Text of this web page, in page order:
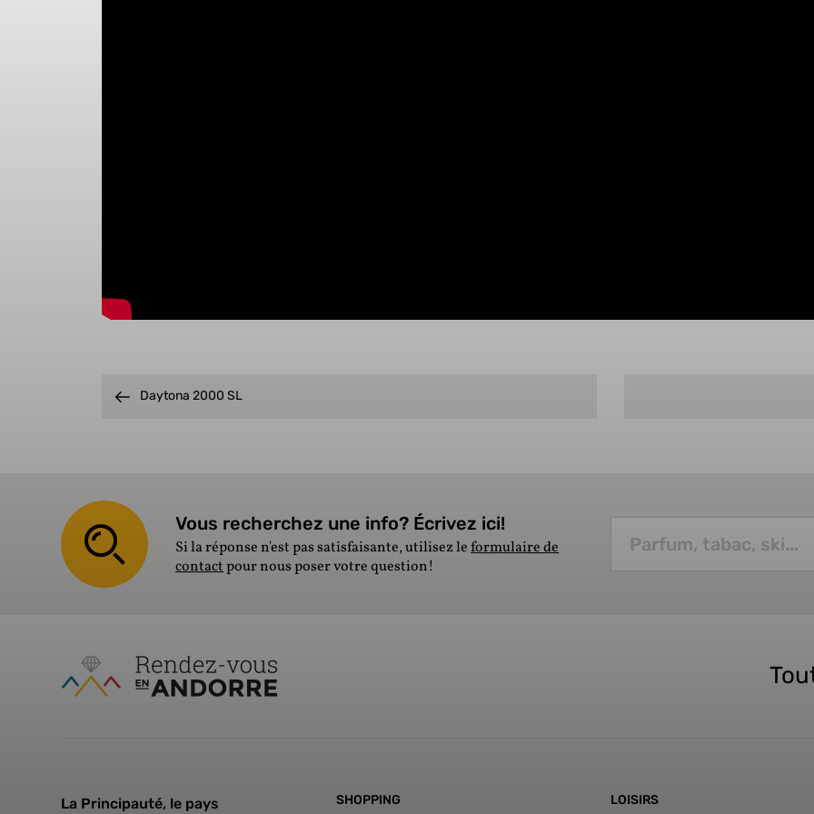
Daytona 2000 SL
Vous recherchez une info? Écrivez ici!
Si la réponse n'est pas satisfaisante, utilisez leformulaire de
contactpour nous poser votre question!
La Principauté, le pays SHOPPING LOISIRS